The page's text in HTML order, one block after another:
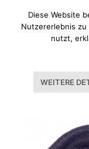
Diese Website
Nutzererlebnis
nutzt,
WEITERE